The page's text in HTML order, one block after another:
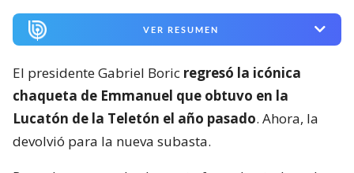
VER RESUMEN
El presidente Gabriel Boric regresó la icónica
chaqueta de Emmanuel que obtuvo en la
Lucatón de la Teletón el año pasado. Ahora, la
devolvió para la nueva subasta.